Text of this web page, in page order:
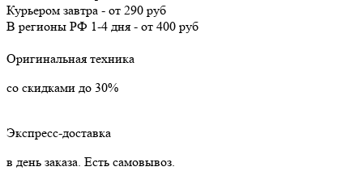
Курьером завтра - от 290 руб
В регионы РФ 1-4 дня - от 400 руб
Оригинальная техника
со скидками до 30%
Экспресс-доставка
в день заказа. Есть самовывоз.